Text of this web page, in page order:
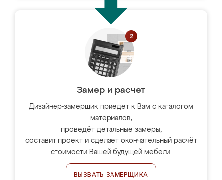
Замер и расчет
Дизайнер-замерщик приедет к Вам с каталогом
материалов,
проведёт детальные замеры,
составит проект и сделает окончательный расчёт
стоимости Вашей будущей мебели.
ВЫЗВАТЬ ЗАМЕРЩИКА